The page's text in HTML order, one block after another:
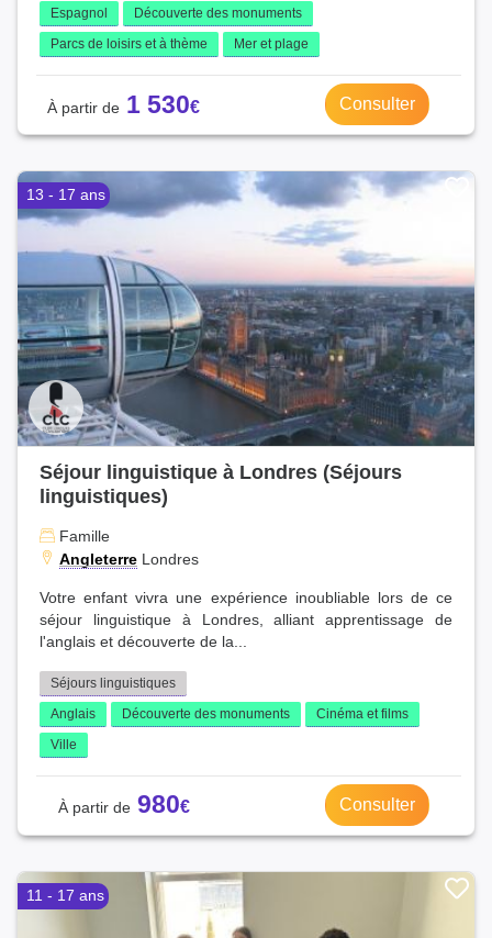
Espagnol
Découverte des monuments
Parcs de loisirs et à thème
Mer et plage
1 530 Consulter
13 - 17 ans
Séjour linguistique à Londres (Séjours
linguistiques)
Famille
Angleterre Londres
Votre enfant vivra une expérience inoubliable lors de ce
séjour linguistique à Londres, alliant apprentissage de
l'anglais et découverte de la...
Séjours linguistiques
Anglais
Découverte des monuments
Cinéma et films
Ville
980 Consulter
11 - 17 ans